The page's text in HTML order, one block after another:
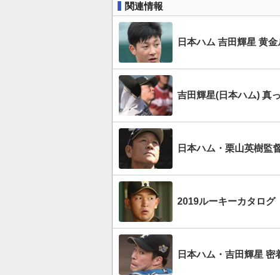
関連情報
日本ハム 吉田輝星 黄
吉田輝星(日本ハム) 真
日本ハム・栗山英樹
2019ルーキーカタロ
日本ハム・吉田輝星